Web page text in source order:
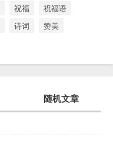
祝福
祝福语
诗词
赞美
随机文章